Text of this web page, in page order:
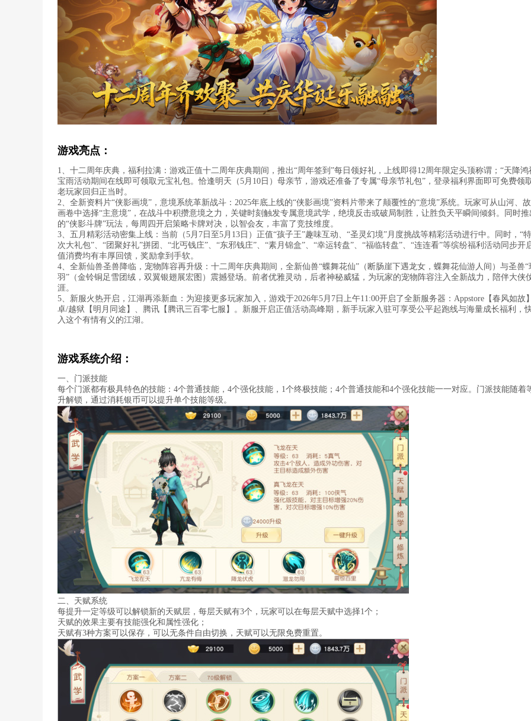
游戏亮点：
1、十二周年庆典，福利拉满：游戏正值十二周年庆典期间，推出“周年签到”每日领好礼，上线即得12周年限定头顶称谓；“天降鸿
宝雨活动期间在线即可领取元宝礼包。恰逢明天（5月10日）母亲节，游戏还准备了专属“母亲节礼包”，登录福利界面即可免费领
老玩家回归正当时。
2、全新资料片“侠影画境”，意境系统革新战斗：2025年底上线的“侠影画境”资料片带来了颠覆性的“意境”系统。玩家可从山河、
画卷中选择“主意境”，在战斗中积攒意境之力，关键时刻触发专属意境武学，绝境反击或破局制胜，让胜负天平瞬间倾斜。同时推
的“侠影斗牌”玩法，每周四开启策略卡牌对决，以智会友，丰富了竞技维度。
3、五月精彩活动密集上线：当前（5月7日至5月13日）正值“孩子王”趣味互动、“圣灵幻境”月度挑战等精彩活动进行中。同时，“
次大礼包”、“团聚好礼”拼团、“北丐钱庄”、“东邪钱庄”、“素月锦盒”、“幸运转盘”、“福临转盘”、“连连看”等缤纷福利活动同步开
值消费均有丰厚回馈，奖励拿到手软。
4、全新仙兽圣兽降临，宠物阵容再升级：十二周年庆典期间，全新仙兽“蝶舞花仙”（断肠崖下遇龙女，蝶舞花仙游人间）与圣兽“
羽”（金铃铜足雪团绒，双翼银翅展宏图）震撼登场。前者优雅灵动，后者神秘威猛，为玩家的宠物阵容注入全新战力，陪伴大侠
涯。
5、新服火热开启，江湖再添新血：为迎接更多玩家加入，游戏于2026年5月7日上午11:00开启了全新服务器：Appstore【春风如故
卓/越狱【明月同途】、腾讯【腾讯三百零七服】。新服开启正值活动高峰期，新手玩家入驻可享受公平起跑线与海量成长福利，
入这个有情有义的江湖。
游戏系统介绍：
一、门派技能
每个门派都有极具特色的技能：4个普通技能，4个强化技能，1个终极技能；4个普通技能和4个强化技能一一对应。门派技能随着
升解锁，通过消耗银币可以提升单个技能等级。
二、天赋系统
每提升一定等级可以解锁新的天赋层，每层天赋有3个，玩家可以在每层天赋中选择1个；
天赋的效果主要有技能强化和属性强化；
天赋有3种方案可以保存，可以无条件自由切换，天赋可以无限免费重置。